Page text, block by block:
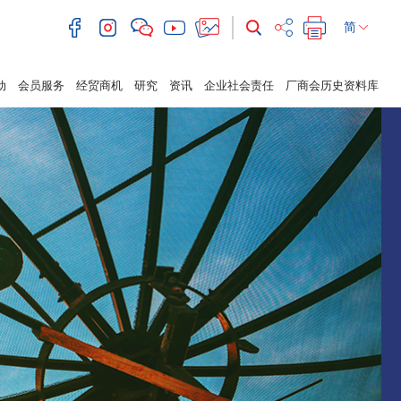
简
会员服务 经贸商机 研究 资讯 企业社会责任 厂商会历史资料库